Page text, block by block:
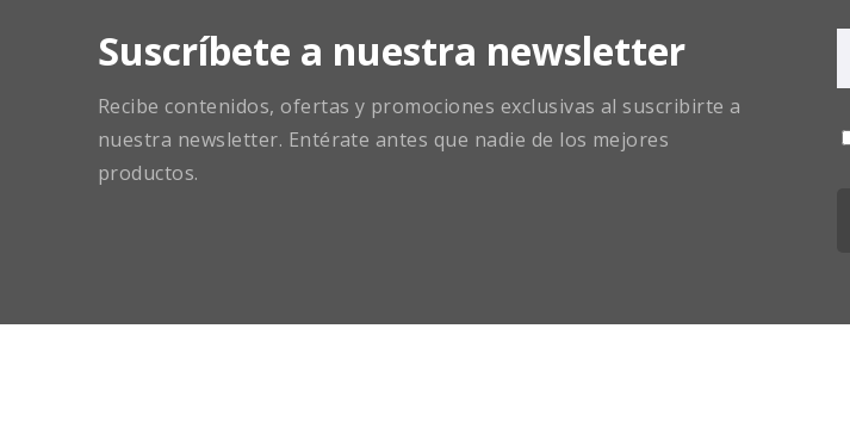
Suscríbete a nuestra newsletter
Recibe contenidos, ofertas y promociones exclusivas al suscribirte a
nuestra newsletter. Entérate antes que nadie de los mejores
productos.